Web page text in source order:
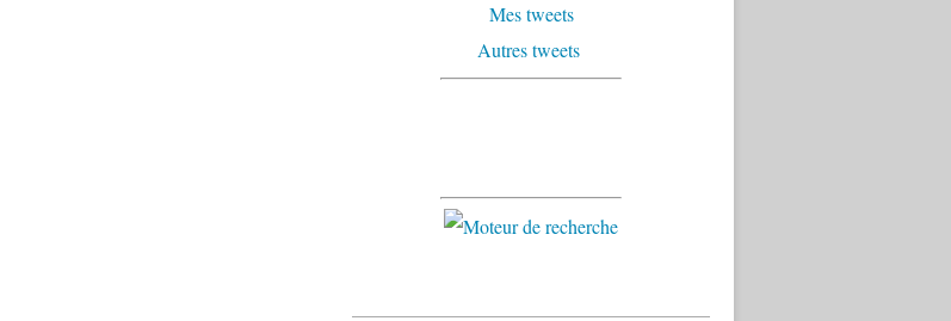
Mes tweets
Autres tweets